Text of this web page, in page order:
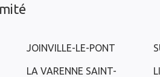
JOINVILLE-LE-PONT
LA VARENNE SAINT-